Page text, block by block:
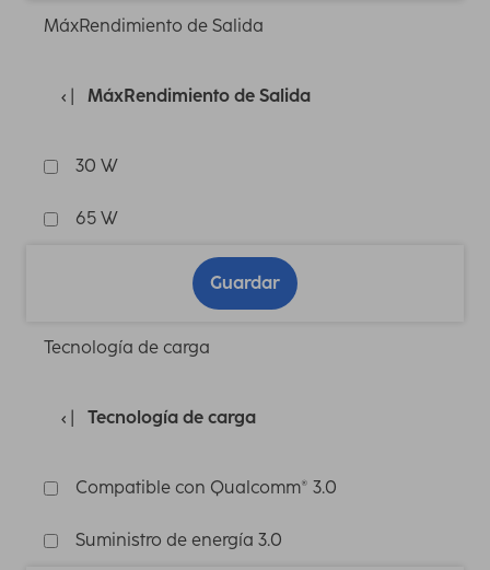
MáxRendimiento de Salida
MáxRendimiento de Salida
30 W
65 W
Guardar
Tecnología de carga
Tecnología de carga
Compatible con Qualcomm® 3.0
Suministro de energía 3.0